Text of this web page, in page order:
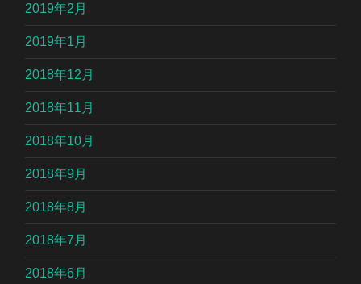
2019年2月
2019年1月
2018年12月
2018年11月
2018年10月
2018年9月
2018年8月
2018年7月
2018年6月